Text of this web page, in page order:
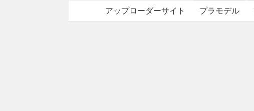
アップローダーサイト プラモデル